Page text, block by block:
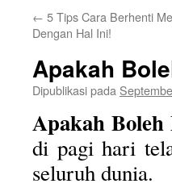
isi← 5 Tips Cara Berhenti
Dengan Hal Ini!
Apakah
Dipublikasi pada
Apakah
di pagi hari
seluruh dunia.